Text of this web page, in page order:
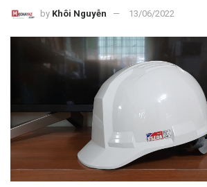
by Khôi Nguyễn 13/06/2022